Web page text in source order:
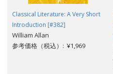
Classical Literature: A Very Short
Introduction [#382]
William Allan
参考価格（税込）: ¥1,969